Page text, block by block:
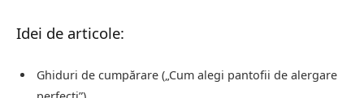
Idei de articole:
Ghiduri de cumpărare („Cum alegi pantofii de alergare